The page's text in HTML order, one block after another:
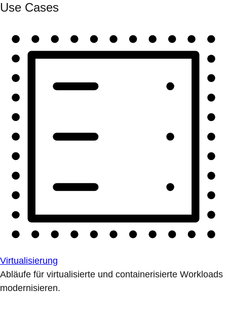
Use Cases
Virtualisierung
Abläufe für virtualisierte und containerisierte Workloads
modernisieren.